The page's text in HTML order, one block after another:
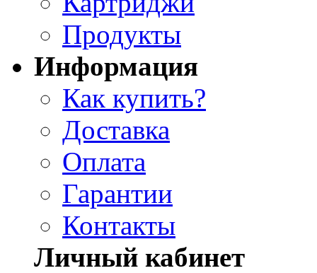
Продукты
Информация
Как купить?
Доставка
Оплата
Гарантии
Контакты
Личный кабинет